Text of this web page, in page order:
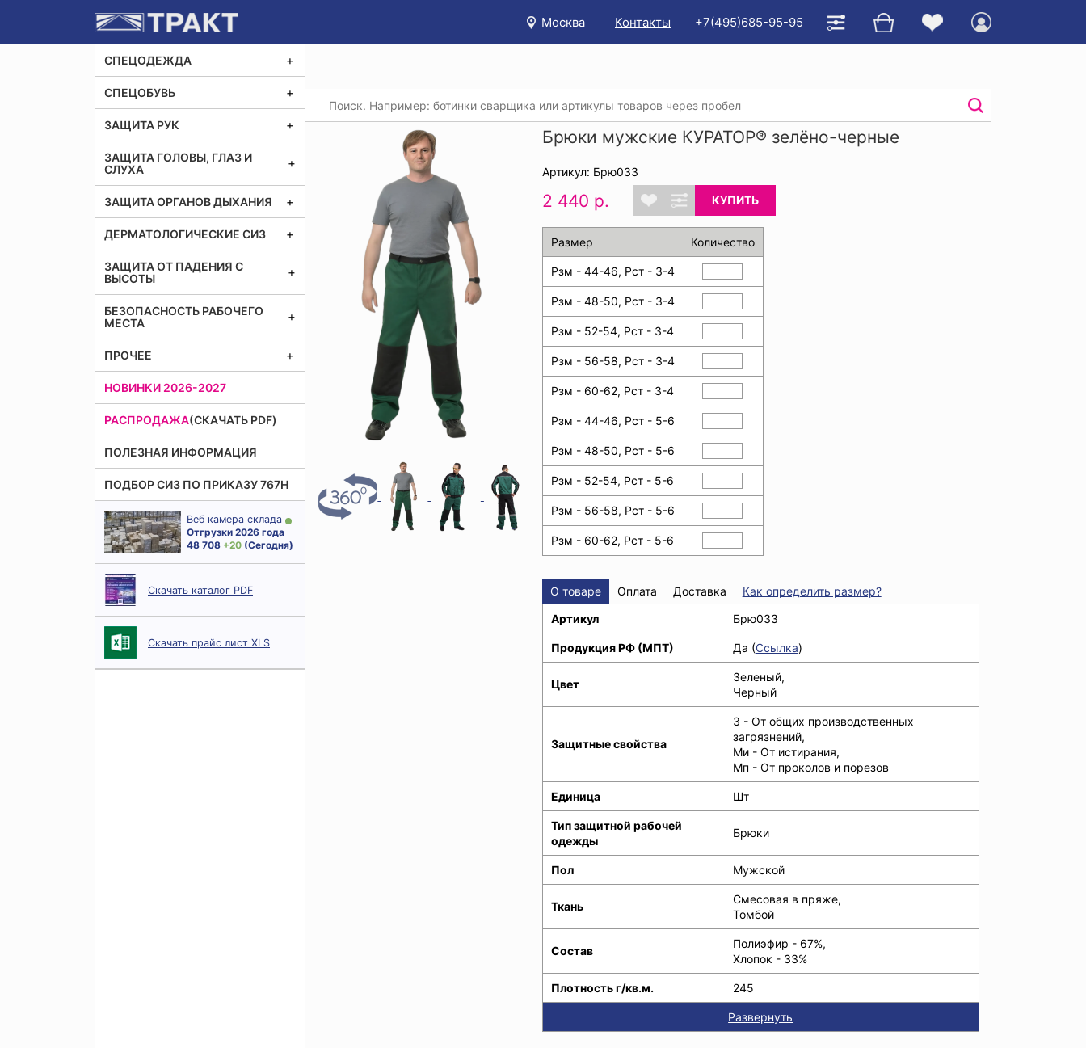
Москва Контакты +7(495)685-95-95
СПЕЦОДЕЖДА
СПЕЦОБУВЬ
ЗАЩИТА РУК
ЗАЩИТА ГОЛОВЫ, ГЛАЗ И
СЛУХА
ЗАЩИТА ОРГАНОВ ДЫХАНИЯ
ДЕРМАТОЛОГИЧЕСКИЕ СИЗ
ЗАЩИТА ОТ ПАДЕНИЯ С
ВЫСОТЫ
БЕЗОПАСНОСТЬ РАБОЧЕГО
МЕСТА
ПРОЧЕЕ
НОВИНКИ 2026-2027
РАСПРОДАЖА(СКАЧАТЬ PDF)
ПОЛЕЗНАЯ ИНФОРМАЦИЯ
ПОДБОР СИЗ ПО ПРИКАЗУ 767Н
Веб камера склада
Отгрузки 2026 года
48 708 + 20 (Сегодня)
Скачать каталог PDF
Скачать прайс лист XLS
Брюки мужские КУРАТОР® зелёно-черные
Артикул: Брю033
2 440 р. КУПИТЬ
Размер Количество
Рзм - 44-46, Рст - 3-4
Рзм - 48-50, Рст - 3-4
Рзм - 52-54, Рст - 3-4
Рзм - 56-58, Рст - 3-4
Рзм - 60-62, Рст - 3-4
Рзм - 44-46, Рст - 5-6
Рзм - 48-50, Рст - 5-6
Рзм - 52-54, Рст - 5-6
Рзм - 56-58, Рст - 5-6
Рзм - 60-62, Рст - 5-6
О товаре Оплата Доставка
Как определить размер?
Артикул
Брю033
Продукция РФ (МПТ) Да (Ссылка)
Цвет
Зеленый,
Черный
Защитные свойства
З - От общих производственных
загрязнений,
Ми - От истирания,
Мп - От проколов и порезов
Единица Шт
Тип защитной рабочей
одежды
Брюки
Пол Мужской
Ткань
Смесовая в пряже,
Томбой
Состав
Полиэфир - 67%,
Хлопок - 33%
Плотность г/кв.м. 245
Развернуть